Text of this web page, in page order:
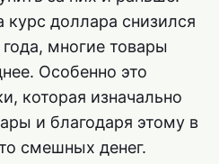
курс доллара снизился
многие товары
Особенно это
которая изначально
и благодаря этому в
смешных денег.